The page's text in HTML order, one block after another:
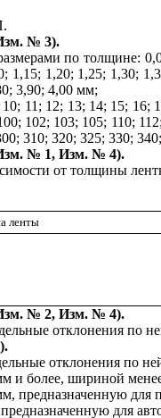
№ 3).
по толщине:
1,15; 1,20; 1,25; 1,30;
3,90; 4,00 мм;
11; 12; 13; 14; 15; 16;
102; 103; 105; 110;
310; 320; 325; 330;
№ 1, Изм. № 4).
от толщины
ленты
№ 2, Изм. № 4).
отклонения по
отклонения по
и более, шириной мене
предназначенную для
для ав